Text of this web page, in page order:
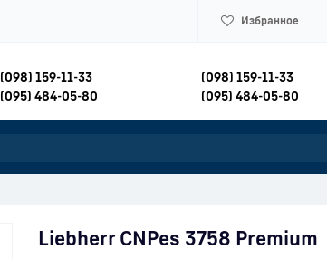
Избранное
(098) 159-11-33
(095) 484-05-80
(098) 159-11-33
(095) 484-05-80
Liebherr CNPes 3758 Premium